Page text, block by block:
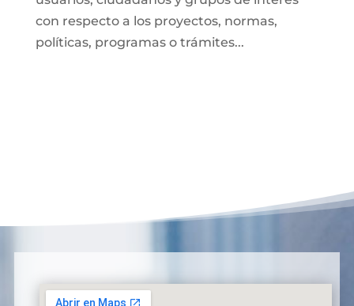
con respecto a los proyectos, normas,
políticas, programas o trámites...